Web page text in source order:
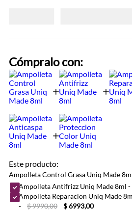
Cómpralo con:
Este producto:
Ampolleta Control Grasa Uniq Made
Ampolleta Antifrizz Uniq Made 8ml -
Ampolleta Reparacion Uniq Made
-
$ 9990,00
$ 6993,00